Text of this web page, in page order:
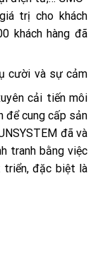
trị cho khách
khách hàng đã
cười và sự cảm
cải tiến môi
để cung cấp sản
đã và
tranh bằng việc
triển, đặc biệt là